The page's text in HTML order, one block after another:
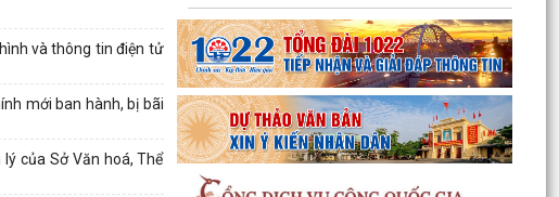
và thông tin điện tử
mới ban hành, bị bãi
của Sở Văn hoá, Thể
UBND phường An Biên phát động hưởng ứng
Cuộc thi và Triển lãm ảnh nghệ thuật cấp quốc
gia “Tự hào...
ĐỒNG CHÍ PHÓ BÍ THƯ THƯỜNG TRỰC ĐẢNG ỦY